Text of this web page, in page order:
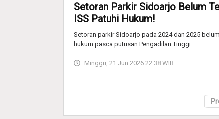
Setoran Parkir Sidoarjo Belum
ISS Patuhi Hukum!
Setoran parkir Sidoarjo pada 2024 dan 2025
hukum pasca putusan Pengadilan Tinggi.
Minggu, 21 Jun 2026 22:38 WIB